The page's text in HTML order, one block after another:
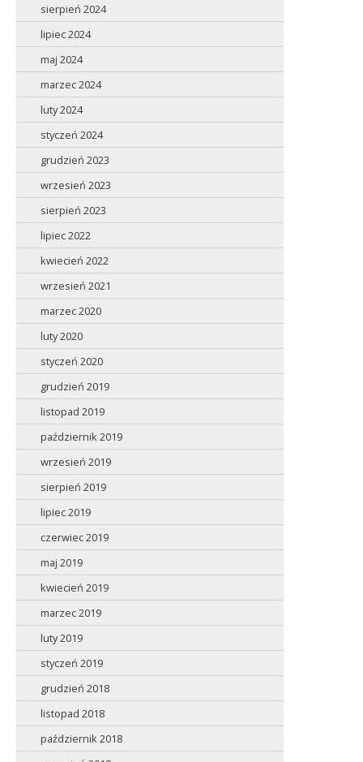
sierpień 2024
lipiec 2024
maj 2024
marzec 2024
luty 2024
styczeń 2024
grudzień 2023
wrzesień 2023
sierpień 2023
lipiec 2022
kwiecień 2022
wrzesień 2021
marzec 2020
luty 2020
styczeń 2020
grudzień 2019
listopad 2019
październik 2019
wrzesień 2019
sierpień 2019
lipiec 2019
czerwiec 2019
maj 2019
kwiecień 2019
marzec 2019
luty 2019
styczeń 2019
grudzień 2018
listopad 2018
październik 2018